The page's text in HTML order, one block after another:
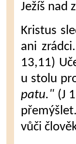
Ježíš nad
Kristus
ani
13,11)
u stolu
patu." (J
vůči